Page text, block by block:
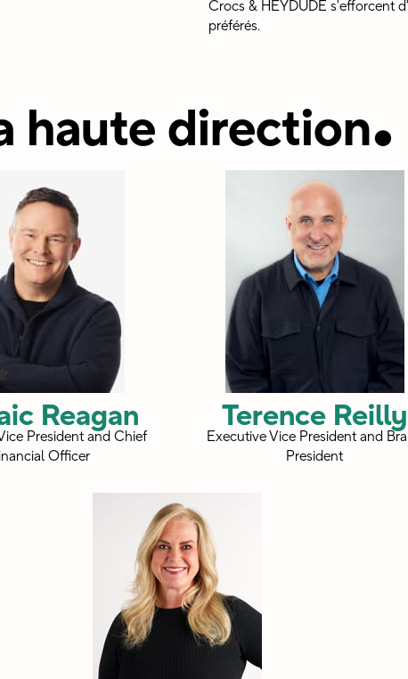
Crocs & HEYDUDE s'efforcent
préférés.
haute direction.
Reagan
President and Chief
Officer
Terence Reilly
Executive Vice President and
President